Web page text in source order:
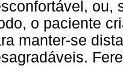
ou,
o paciente
manter-se